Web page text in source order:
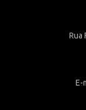
Rua
E-